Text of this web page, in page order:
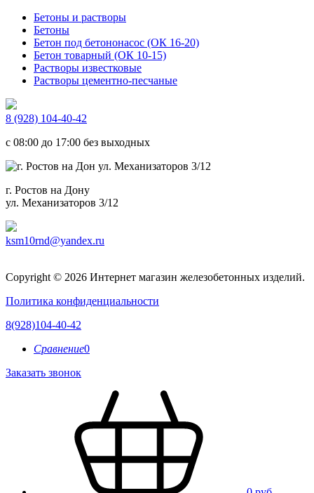
Бетоны и растворы
Бетоны
Бетон под бетононасос (ОК 16-20)
Бетон товарный (ОК 10-15)
Растворы известковые
Растворы цементно-песчаные
8 (928) 104-40-42
c 08:00 до 17:00 без выходных
г. Ростов на Дону
ул. Механизаторов 3/12
ksm10rnd@yandex.ru
Copyright © 2026 Интернет магазин железобетонных изделий.
Политика конфиденциальности
8(928)104-40-42
Сравнение0
Заказать звонок